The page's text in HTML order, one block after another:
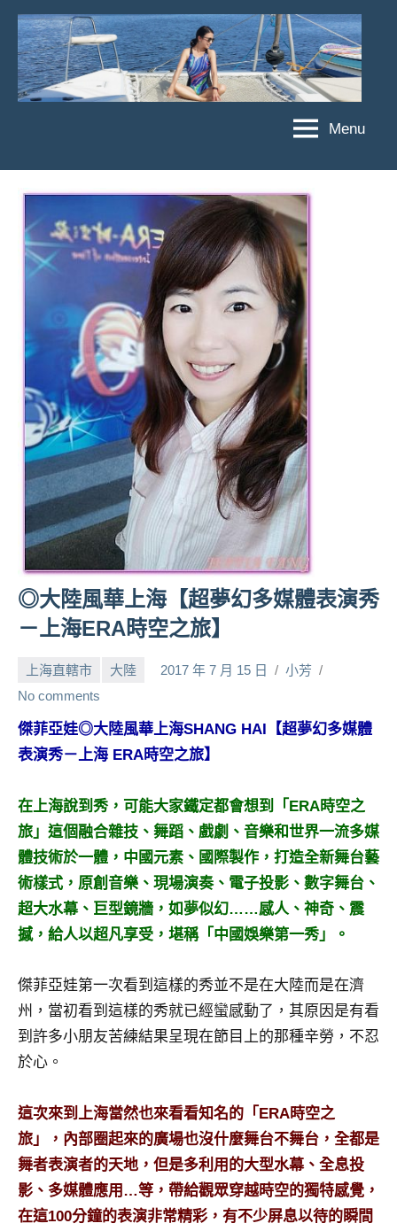
Skip
content
菲
亞
娃
JEFFIA
娃
粉
絲
題
旅
達
路、
旅
來
賓、
News
金
節
班
底、
景
目
主
持、
吳
哥
國
旅
遊
書
各
發
表
會
及
活
Menu
◎大陸風華上海【超夢幻多媒體表演秀
－上海ERA時空之旅】
上海直轄市 大陸 2017 年 7 月 15 日
小芳
No comments
傑菲亞娃◎大陸風華上海SHANG HAI【超夢幻多媒體
表演秀－上海 ERA時空之旅】
在上海說到秀，可能大家鐵定都會想到「ERA時空之
旅」這個融合雜技、舞蹈、戲劇、音樂和世界一流多媒
體技術於一體，中國元素、國際製作，打造全新舞台藝
術樣式，原創音樂、現場演奏、電子投影、數字舞台、
超大水幕、巨型鏡牆，如夢似幻……感人、神奇、震
撼，給人以超凡享受，堪稱「中國娛樂第一秀」。
傑菲亞娃第一次看到這樣的秀並不是在大陸而是在濟
州，當初看到這樣的秀就已經蠻感動了，其原因是有看
到許多小朋友苦練結果呈現在節目上的那種辛勞，不忍
於心。
這次來到上海當然也來看看知名的「ERA時空之
旅」，內部圈起來的廣場也沒什麼舞台不舞台，全都是
舞者表演者的天地，但是多利用的大型水幕、全息投
影、多媒體應用…等，帶給觀眾穿越時空的獨特感覺，
在這100分鐘的表演非常精彩，有不少屏息以待的瞬間